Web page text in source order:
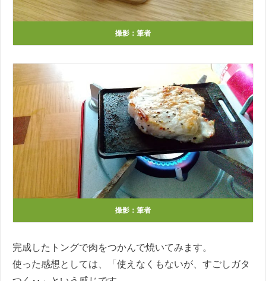
撮影：筆者
撮影：筆者
完成したトングで肉をつかんで焼いてみます。
使った感想としては、「使えなくもないが、すごしガタ